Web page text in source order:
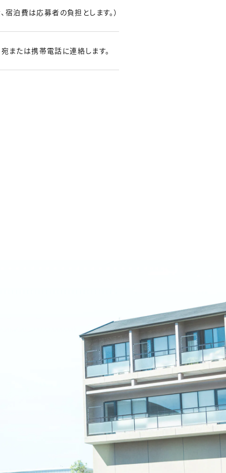
泊費は応募者の負担とします。）
または携帯電話に連絡します。